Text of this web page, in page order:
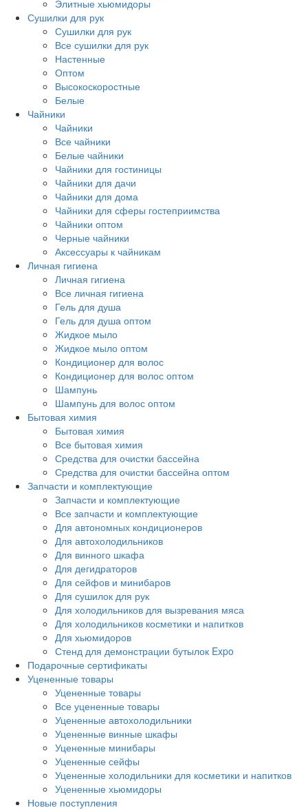
Элитные хьюмидоры
Сушилки для рук
Сушилки для рук
Все сушилки для рук
Настенные
Оптом
Высокоскоростные
Белые
Чайники
Чайники
Все чайники
Белые чайники
Чайники для гостиницы
Чайники для дачи
Чайники для дома
Чайники для сферы гостеприимства
Чайники оптом
Черные чайники
Аксессуары к чайникам
Личная гигиена
Личная гигиена
Все личная гигиена
Гель для душа
Гель для душа оптом
Жидкое мыло
Жидкое мыло оптом
Кондиционер для волос
Кондиционер для волос оптом
Шампунь
Шампунь для волос оптом
Бытовая химия
Бытовая химия
Все бытовая химия
Средства для очистки бассейна
Средства для очистки бассейна оптом
Запчасти и комплектующие
Запчасти и комплектующие
Все запчасти и комплектующие
Для автономных кондиционеров
Для автохолодильников
Для винного шкафа
Для дегидраторов
Для сейфов и минибаров
Для сушилок для рук
Для холодильников для вызревания мяса
Для холодильников косметики и напитков
Для хьюмидоров
Стенд для демонстрации бутылок Expo
Подарочные сертификаты
Уцененные товары
Уцененные товары
Все уцененные товары
Уцененные автохолодильники
Уцененные винные шкафы
Уцененные минибары
Уцененные сейфы
Уцененные холодильники для косметики и напитков
Уцененные хьюмидоры
Новые поступления